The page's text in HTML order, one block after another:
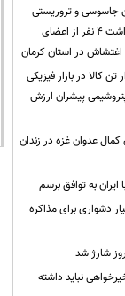
جاسوسی و تروریستی
رژیم صهیونیستی و بازداشت ۴ نفر از اعضای
در استان کرمان
بیش از ۴۱۳ هزار تن کالا در بازار فیزیکی
پیشران ارزش
عدوان غزه در زندان
به توافق برسم
دشواری برای مذاکره
شارژ شد
نباید داشته